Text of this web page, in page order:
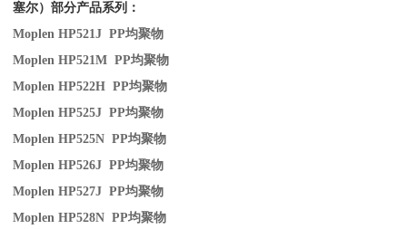
塞尔）部分产品系列：
Moplen HP521J PP均聚物
Moplen HP521M PP均聚物
Moplen HP522H PP均聚物
Moplen HP525J PP均聚物
Moplen HP525N PP均聚物
Moplen HP526J PP均聚物
Moplen HP527J PP均聚物
Moplen HP528N PP均聚物